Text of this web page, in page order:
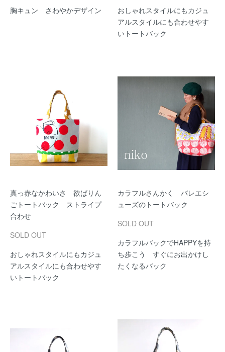
胸キュン さわやかデザイン
おしゃれスタイルにもカジュ
アルスタイルにも合わせやす
いトートバック
真っ赤なかわいさ 欲ばりん
ごトートバック ストライプ
合わせ
SOLD OUT
おしゃれスタイルにもカジュ
アルスタイルにも合わせやす
いトートバック
カラフルさんかく バレエシ
ューズのトートバック
SOLD OUT
カラフルバックでHAPPYを持
ち歩こう すぐにお出かけし
たくなるバック